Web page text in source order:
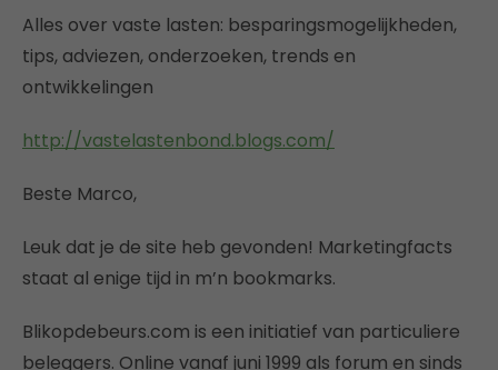
Alles over vaste lasten: besparingsmogelijkheden,
tips, adviezen, onderzoeken, trends en
ontwikkelingen
http://vastelastenbond.blogs.com/
Beste Marco,
Leuk dat je de site heb gevonden! Marketingfacts
staat al enige tijd in m’n bookmarks.
Blikopdebeurs.com is een initiatief van particuliere
beleggers. Online vanaf juni 1999 als forum en sinds